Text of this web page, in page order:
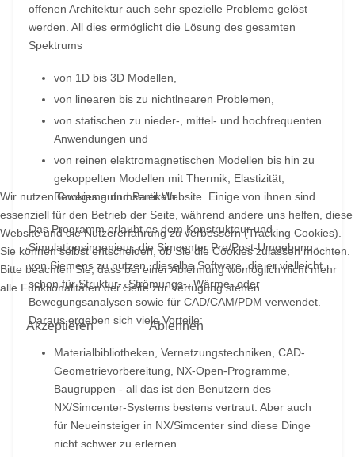
offenen Architektur auch sehr spezielle Probleme gelöst
werden. All dies ermöglicht die Lösung des gesamten
Spektrums
von 1D bis 3D Modellen,
von linearen bis zu nichtlnearen Problemen,
von statischen zu nieder-, mittel- und hochfrequenten
Anwendungen und
von reinen elektromagnetischen Modellen bis hin zu
gekoppelten Modellen mit Thermik, Elastizität,
Bewegung und Partikeln.
Das Programm erlaubt es dem Konstrukteur und
Simulationsingenieur, die Simcenter Pre/Post-Umgebung
von Siemens zu nutzen, dieselbe Software, die er vielleicht
schon für Struktur-, Strömungs-, Wärme- oder
Bewegungsanalysen sowie für CAD/CAM/PDM verwendet.
Daraus ergeben sich viele Vorteile:
Materialbibliotheken, Vernetzungstechniken, CAD-
Geometrievorbereitung, NX-Open-Programme,
Baugruppen - all das ist den Benutzern des
NX/Simcenter-Systems bestens vertraut. Aber auch
für Neueinsteiger in NX/Simcenter sind diese Dinge
nicht schwer zu erlernen.
Wir nutzen Cookies auf unserer Website. Einige von ihnen sind
essenziell für den Betrieb der Seite, während andere uns helfen, diese
Website und die Nutzererfahrung zu verbessern (Tracking Cookies).
Sie können selbst entscheiden, ob Sie die Cookies zulassen möchten.
Bitte beachten Sie, dass bei einer Ablehnung womöglich nicht mehr
alle Funktionalitäten der Seite zur Verfügung stehen.
Akzeptieren Ablehnen